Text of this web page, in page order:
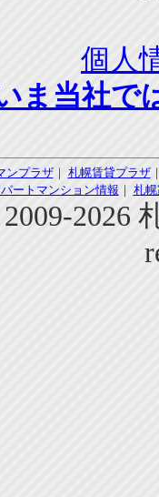
個人
ま当社で
ンプラザ｜ 札幌賃貸プラザ
ートマンション情報 ｜ 札
2026